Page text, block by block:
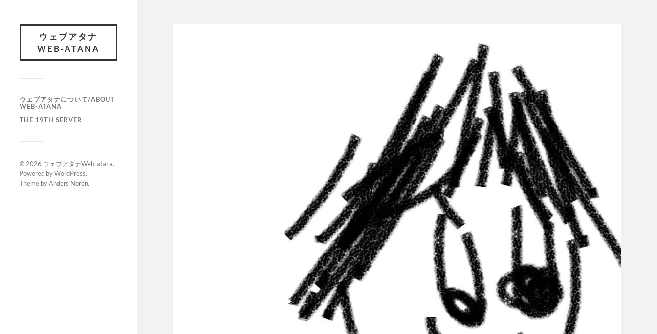
ウェブアタナ
WEB-ATANA
ウェブアタナについて/ABOUT
WEB-ATANA
THE 19TH SERVER
© 2026 ウェブアタナWeb-atana.
Powered byWordPress.
Theme byAnders Norén.